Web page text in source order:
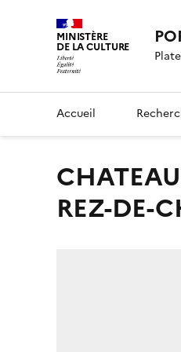
MINISTÈRE
DE LA CULTURE
Accueil
CHATEAU DE VITRE, RELEVES DU LOGIS EN 1822 ; PLAN DU
REZ-DE-